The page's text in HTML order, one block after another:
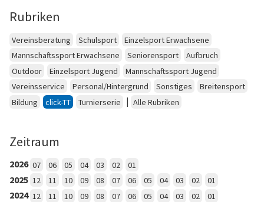
Rubriken
Vereinsberatung Schulsport
Einzelsport Erwachsene
Mannschaftssport Erwachsene
Seniorensport
Aufbruch
Outdoor
Einzelsport Jugend
Mannschaftssport Jugend
Vereinsservice
Personal/Hintergrund Sonstiges
Breitensport
Bildung
click-TT Turnierserie | Alle Rubriken
Zeitraum
2026 07 06 05 04 03 02 01
2025 12 11 10 09 08 07 06 05 04 03 02 01
2024 12 11 10 09 08 07 06 05 04 03 02 01